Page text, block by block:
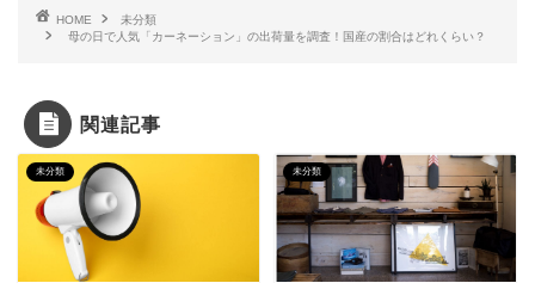
HOME
未分類
母の日で人気「カーネーション」の出荷量を調査！国産の割合はどれくらい？
関連記事
未分類 未分類